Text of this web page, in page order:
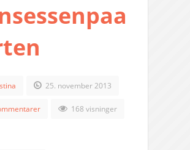
25. november 2013
168 visninger